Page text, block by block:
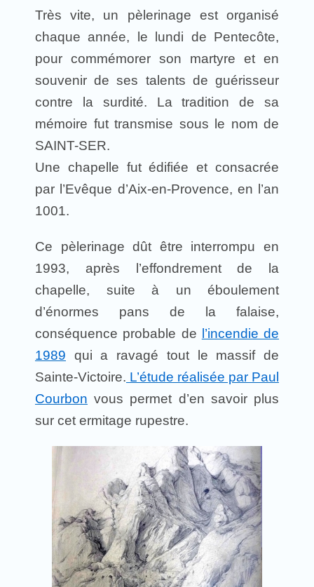
Très vite, un pèlerinage est organisé
chaque année, le lundi de Pentecôte,
pour commémorer son martyre et en
souvenir de ses talents de guérisseur
contre la surdité. La tradition de sa
mémoire fut transmise sous le nom de
SAINT-SER.
Une chapelle fut édifiée et consacrée
par l’Evêque d’Aix-en-Provence, en l’an
1001.
Ce pèlerinage dût être interrompu en
1993, après l’effondrement de la
chapelle, suite à un éboulement
d’énormes pans de la falaise,
conséquence probable de
l’incendie de
1989 qui a ravagé tout le massif de
Sainte-Victoire. L’étude réalisée par Paul
Courbon vous permet d’en savoir plus
sur cet ermitage rupestre.